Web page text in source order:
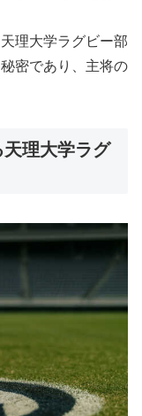
理大学ラグビー部
密であり、主将の
理大学ラグ